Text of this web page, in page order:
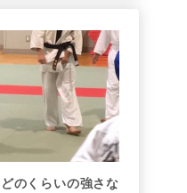
のくらいの強さな